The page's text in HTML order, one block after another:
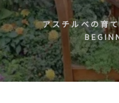
の
紹
介
を
行
アスチルベの育